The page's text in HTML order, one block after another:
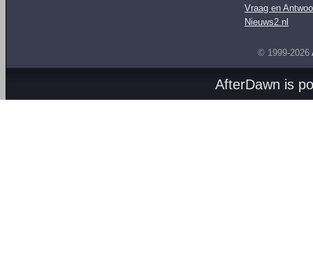
Vraag en
Nieuws2.nl
© 1999-2026
AfterDawn is